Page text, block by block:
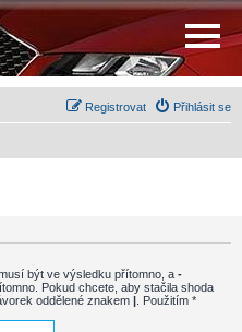
Přihlásit se
Registrovat
být ve výsledku přítomno, a -
Pokud chcete, aby stačila shoda
oddělené znakem | . Použitím *